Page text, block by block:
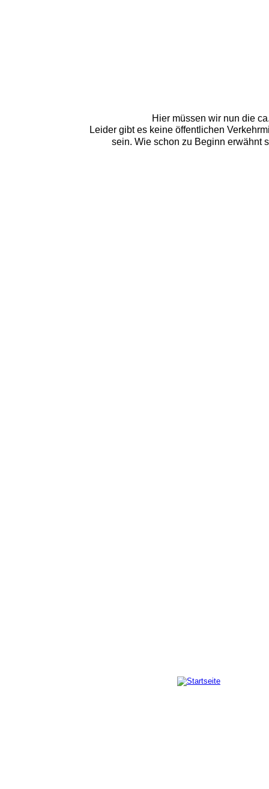
Hier müssen wir nun die
Leider gibt es keine öffentlichen
sein. Wie schon zu Beginn erwähnt